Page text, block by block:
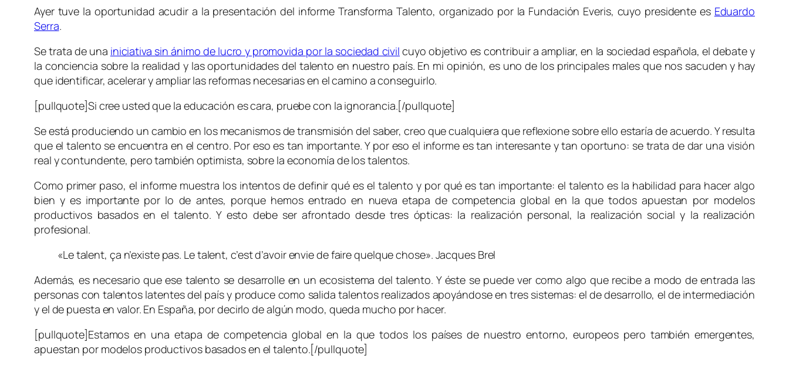
Ayer tuve la oportunidad acudir a la presentación del informe Transforma Talento, organizado por la Fundación Everis, cuyo presidente es Eduardo
Serra.
Se trata de una iniciativa sin ánimo de lucro y promovida por la sociedad civil cuyo objetivo es contribuir a ampliar, en la sociedad española, el debate y
la conciencia sobre la realidad y las oportunidades del talento en nuestro país. En mi opinión, es uno de los principales males que nos sacuden y hay
que identificar, acelerar y ampliar las reformas necesarias en el camino a conseguirlo.
[pullquote]Si cree usted que la educación es cara, pruebe con la ignorancia.[/pullquote]
Se está produciendo un cambio en los mecanismos de transmisión del saber, creo que cualquiera que reflexione sobre ello estaría de acuerdo. Y resulta
que el talento se encuentra en el centro. Por eso es tan importante. Y por eso el informe es tan interesante y tan oportuno: se trata de dar una visión
real y contundente, pero también optimista, sobre la economía de los talentos.
Como primer paso, el informe muestra los intentos de definir qué es el talento y por qué es tan importante: el talento es la habilidad para hacer algo
bien y es importante por lo de antes, porque hemos entrado en nueva etapa de competencia global en la que todos apuestan por modelos
productivos basados en el talento. Y esto debe ser afrontado desde tres ópticas: la realización personal, la realización social y la realización
profesional.
«Le talent, ça n’existe pas. Le talent, c’est d’avoir envie de faire quelque chose». Jacques Brel
Además, es necesario que ese talento se desarrolle en un ecosistema del talento. Y éste se puede ver como algo que recibe a modo de entrada las
personas con talentos latentes del país y produce como salida talentos realizados apoyándose en tres sistemas: el de desarrollo, el de intermediación
y el de puesta en valor. En España, por decirlo de algún modo, queda mucho por hacer.
[pullquote]Estamos en una etapa de competencia global en la que todos los países de nuestro entorno, europeos pero también emergentes,
apuestan por modelos productivos basados en el talento.[/pullquote]